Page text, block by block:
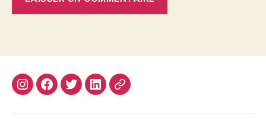
InstagramFacebook
TwitterLinkedin
Site